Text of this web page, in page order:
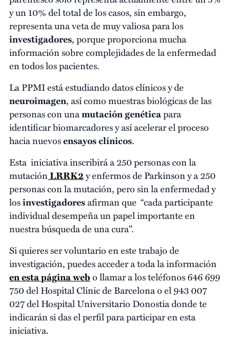
y un 10% del total de los casos, sin embargo,
representa una veta de muy valiosa para los
investigadores, porque proporciona mucha
información sobre complejidades de la enfermedad
en todos los pacientes.
La PPMI está estudiando datos clínicos y de
neuroimagen, así como muestras biológicas de las
personas con unamutación genéticapara
identificar biomarcadores y así acelerar el proceso
hacia nuevosensayos clínicos.
Esta iniciativa inscribirá a 250 personas con la
mutaciónLRRK2y enfermos de Parkinson y a 250
personas con la mutación, pero sin la enfermedad y
losinvestigadoresafirman que “cada participante
individual desempeña un papel importante en
nuestra búsqueda de una cura".
Si quieres ser voluntario en este trabajo de
investigación, puedes acceder a toda la información
en esta página webo llamar a los teléfonos 646 699
750 del Hospital Clínic de Barcelona o el 943 007
027 del Hospital Universitario Donostia donde te
indicarán si das el perfil para participar en esta
iniciativa.